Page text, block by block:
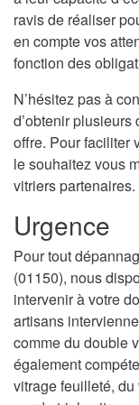
ravis de réaliser
en compte vos
fonction des
N’hésitez pas à
d’obtenir
offre. Pour faciliter
le souhaitez vous
vitriers partenaires.
Urgence
Pour tout
(01150), nous
intervenir à votre
artisans
comme du double
également
vitrage feuilleté,